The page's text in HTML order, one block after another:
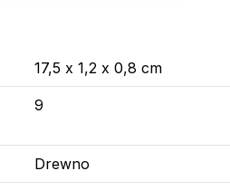
17,5 x 1,2 x 0,8 cm
9
Drewno